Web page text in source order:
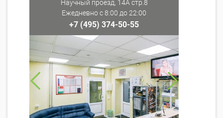
Научный проезд, 14А стр.8
Ежедневно с 8:00 до 22:00
+7 (495) 374-50-55